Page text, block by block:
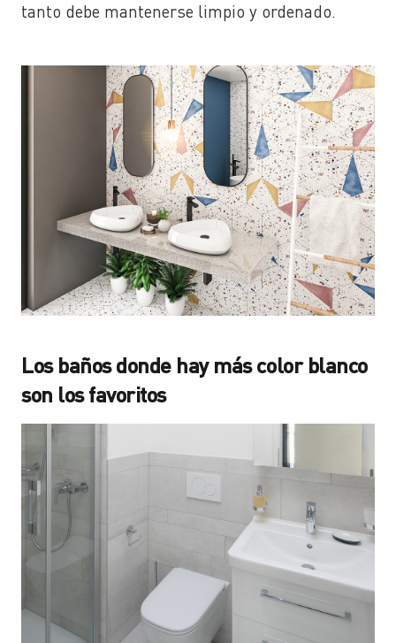
tanto debe mantenerse limpio y ordenado.
Los baños donde hay más color blanco
son los favoritos